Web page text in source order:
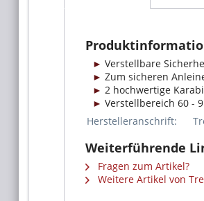
Verstellbare
Zum sicheren
2 hochwertige
Verstellbereich 60 -
Herstelleranschrift:
Weiterführende
Fragen zum Artikel?
Weitere Artikel von